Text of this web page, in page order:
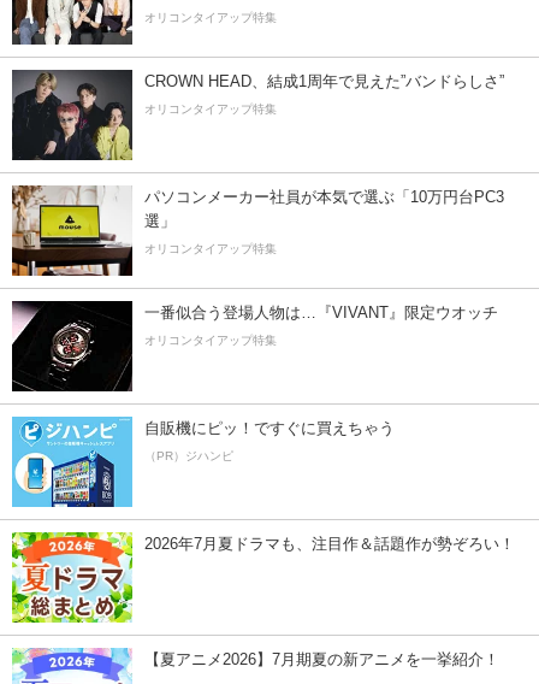
オリコンタイアップ特集
CROWN HEAD、結成1周年で見えた”バンドらしさ”
オリコンタイアップ特集
パソコンメーカー社員が本気で選ぶ「10万円台PC3
選」
オリコンタイアップ特集
一番似合う登場人物は…『VIVANT』限定ウオッチ
オリコンタイアップ特集
自販機にピッ！ですぐに買えちゃう
（PR）ジハンピ
2026年7月夏ドラマも、注目作＆話題作が勢ぞろい！
【夏アニメ2026】7月期夏の新アニメを一挙紹介！